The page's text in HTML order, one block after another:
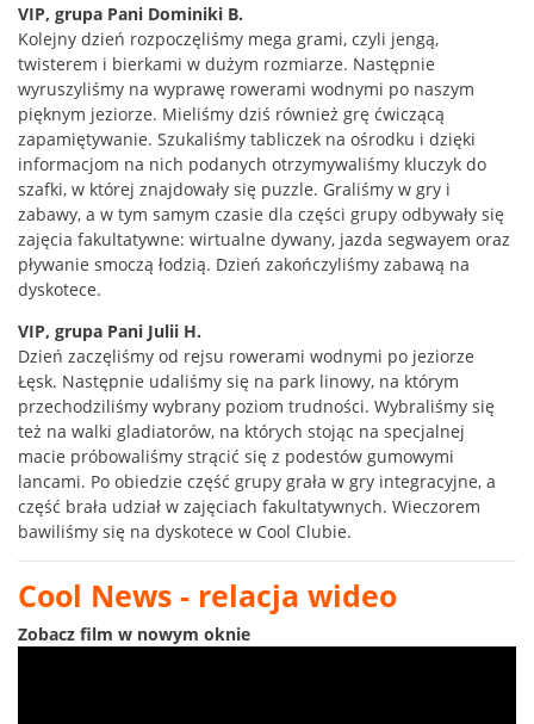
VIP, grupa Pani Dominiki B.
Kolejny dzień rozpoczęliśmy mega grami, czyli jengą,
twisterem i bierkami w dużym rozmiarze. Następnie
wyruszyliśmy na wyprawę rowerami wodnymi po naszym
pięknym jeziorze. Mieliśmy dziś również grę ćwiczącą
zapamiętywanie. Szukaliśmy tabliczek na ośrodku i dzięki
informacjom na nich podanych otrzymywaliśmy kluczyk do
szafki, w której znajdowały się puzzle. Graliśmy w gry i
zabawy, a w tym samym czasie dla części grupy odbywały się
zajęcia fakultatywne: wirtualne dywany, jazda segwayem oraz
pływanie smoczą łodzią. Dzień zakończyliśmy zabawą na
dyskotece.
VIP, grupa Pani Julii H.
Dzień zaczęliśmy od rejsu rowerami wodnymi po jeziorze
Łęsk. Następnie udaliśmy się na park linowy, na którym
przechodziliśmy wybrany poziom trudności. Wybraliśmy się
też na walki gladiatorów, na których stojąc na specjalnej
macie próbowaliśmy strącić się z podestów gumowymi
lancami. Po obiedzie część grupy grała w gry integracyjne, a
część brała udział w zajęciach fakultatywnych. Wieczorem
bawiliśmy się na dyskotece w Cool Clubie.
Cool News - relacja wideo
Zobacz film w nowym oknie